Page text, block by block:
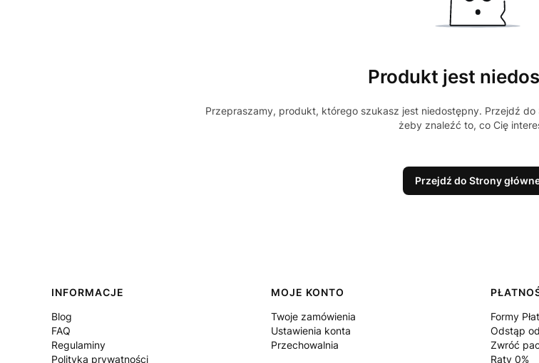
Produkt jest
Przepraszamy, produkt, którego szukasz jest niedostępny. Przejdź
żeby znaleźć to, co Cię
Przejdź do Strony
Linki w stopce
INFORMACJE
Blog
FAQ
Regulaminy
Polityka prywatności
MOJE KONTO
Twoje zamówienia
Ustawienia konta
Przechowalnia
Formy
Odstąp
Zwróć
Raty 0%